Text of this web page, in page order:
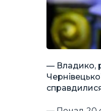
— Владико,